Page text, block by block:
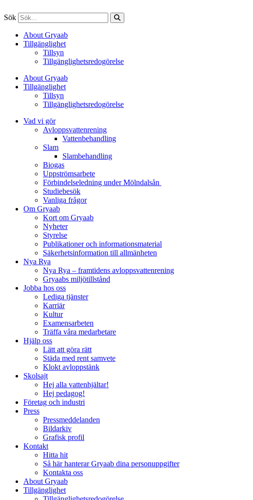
Sök
About Gryaab
Tillgänglighet
Tillsyn
Tillgänglighetsredogörelse
About Gryaab
Tillgänglighet
Tillsyn
Tillgänglighetsredogörelse
Vad vi gör
Avloppsvattenrening
Vatten­behandling
Slam
Slambehandling
Biogas
Uppströmsarbete
Förbindelseledning under Mölndalsån
Studiebesök
Vanliga frågor
Om Gryaab
Kort om Gryaab
Nyheter
Styrelse
Publikationer och informationsmaterial
Säkerhetsinformation till allmänheten
Nya Rya
Nya Rya – framtidens avloppsvattenrening
Gryaabs miljötillstånd
Jobba hos oss
Lediga tjänster
Karriär
Kultur
Examensarbeten
Träffa våra medarbetare
Hjälp oss
Lätt att göra rätt
Städa med rent samvete
Klokt avloppstänk
Skolsajt
Hej alla vattenhjältar!
Hej pedagog!
Företag och industri
Press
Pressmeddelanden
Bildarkiv
Grafisk profil
Kontakt
Hitta hit
Så här hanterar Gryaab dina personuppgifter
Kontakta oss
About Gryaab
Tillgänglighet